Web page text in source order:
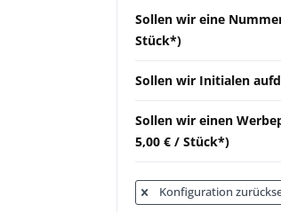
Sollen wir eine
Stück*)
Sollen wir Initialen
Sollen wir einen
5,00 € / Stück*)
Konfiguration